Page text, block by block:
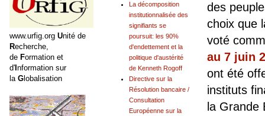
des
choix que
voté
au 7 juin
ont été
instituts
la Grande
La décomposition
institutionnalisée des
signifiants se
poursuit: les 90%
d'endettement et la
politique d'austérité
de Kenneth Rogoff
Directive sur la
Résolution bancaire /
Consultation
Européenne sur la
www.urfig.org Unité de
Recherche,
de Formation et
d'Information sur
la Globalisation